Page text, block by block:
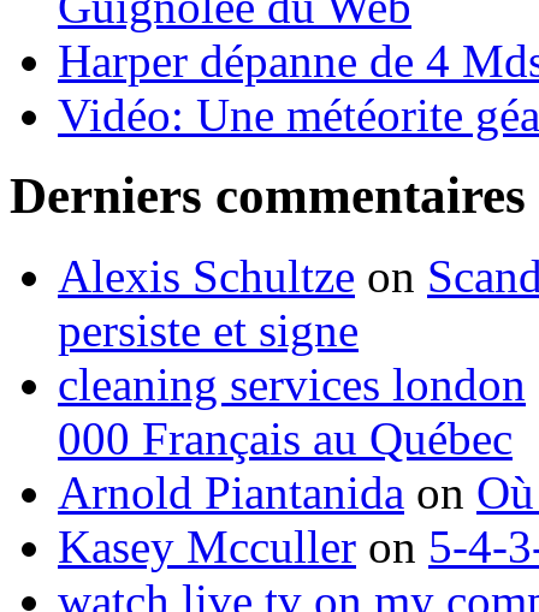
Harper dépanne de 4
Vidéo: Une météorite
Derniers commentaires
Alexis Schultze on
persiste et signe
cleaning services london
000 Français au Québec
Arnold Piantanida on
Kasey Mcculler on 5-4-
watch live tv on my